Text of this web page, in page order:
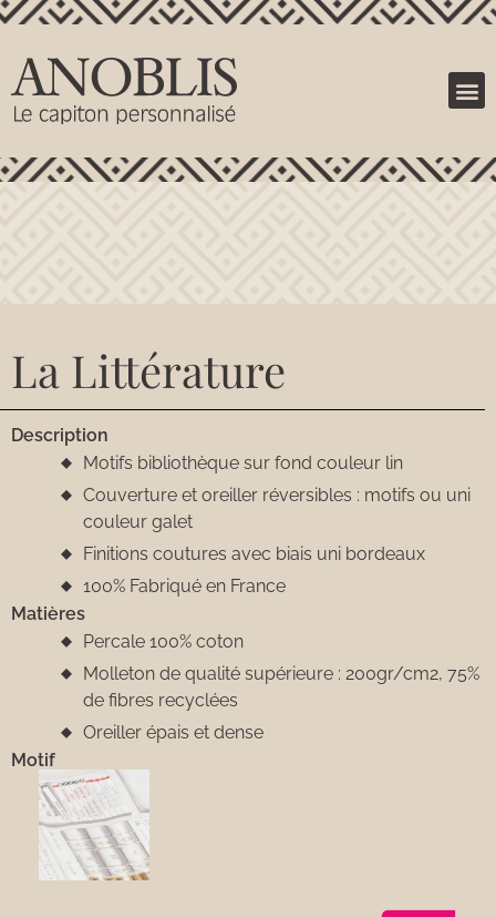
La Littérature
Description
Motifs bibliothèque sur fond couleur lin
Couverture et oreiller réversibles : motifs ou uni
couleur galet
Finitions coutures avec biais uni bordeaux
100% Fabriqué en France
Matières
Percale 100% coton
Molleton de qualité supérieure : 200gr/cm2, 75%
de fibres recyclées
Oreiller épais et dense
Motif